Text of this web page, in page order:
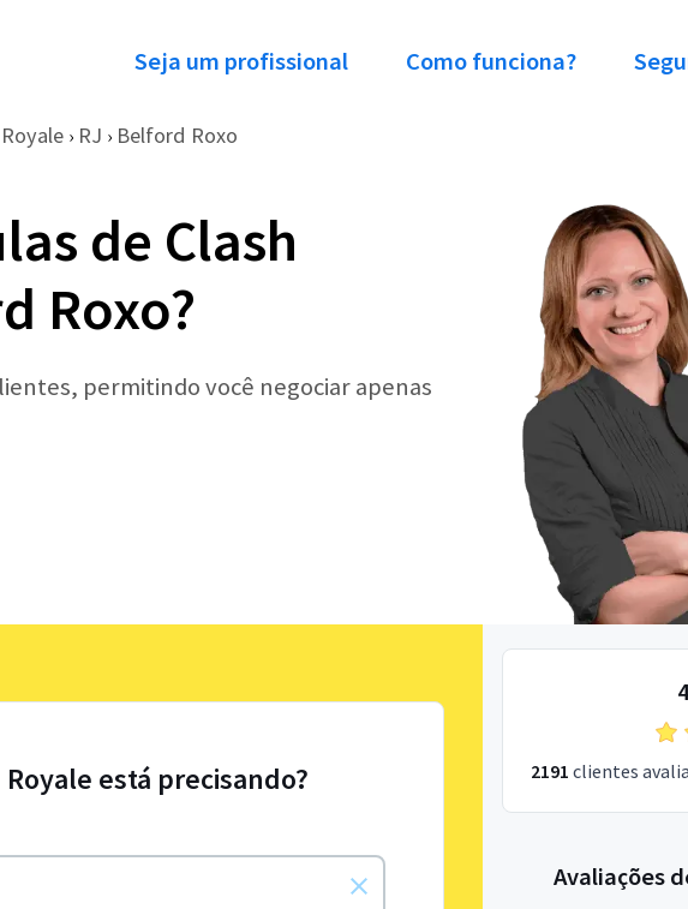
Seja um profissional Como funciona?
› RJ › Belford Roxo
de Clash
Roxo?
permitindo você negociar apenas
está precisando? 2191 clientes
Avaliações